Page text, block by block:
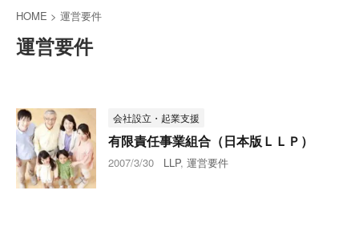
HOME > 運営要件
運営要件
会社設立・起業支援
有限責任事業組合（日本版ＬＬＰ）
2007/3/30 LLP, 運営要件